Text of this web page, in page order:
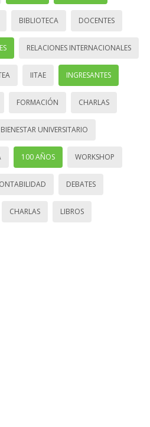
BIBLIOTECA DOCENTES
RELACIONES INTERNACIONALES
IITAE INGRESANTES
FORMACIÓN CHARLAS
BIENESTAR UNIVERSITARIO
100 AÑOS WORKSHOP
DEBATES
CHARLAS LIBROS